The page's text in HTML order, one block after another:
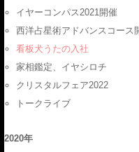
イヤーコンパス2021開催
西洋占星術アドバンスコース
看板犬うたの入社
家相鑑定、イヤシロチ
クリスタルフェア2022
トークライブ
2020年